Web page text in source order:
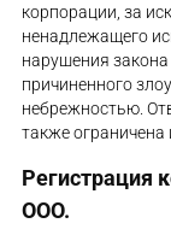
корпорации, за
ненадлежащего
нарушения
причиненного
небрежностью.
также
Регистрация
ООО.